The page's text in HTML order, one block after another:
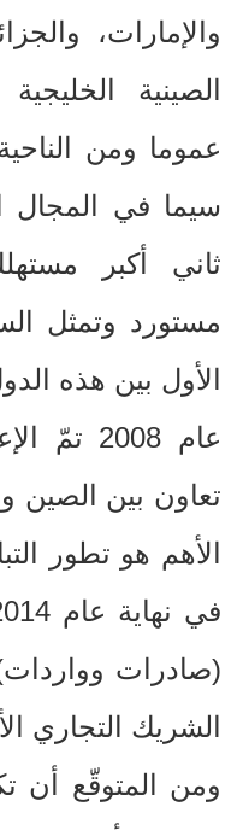
والإمارات،
الصينية
عموما ومن
سيما في المجال
ثاني أكبر
مستورد وتمثل
الأول بين هذه
عام 2008 تمّ
تعاون بين الصين
الأهم هو تطور
في نهاية عام
(صادرات وواردات
الشريك التجاري
ومن المتوقّع أن